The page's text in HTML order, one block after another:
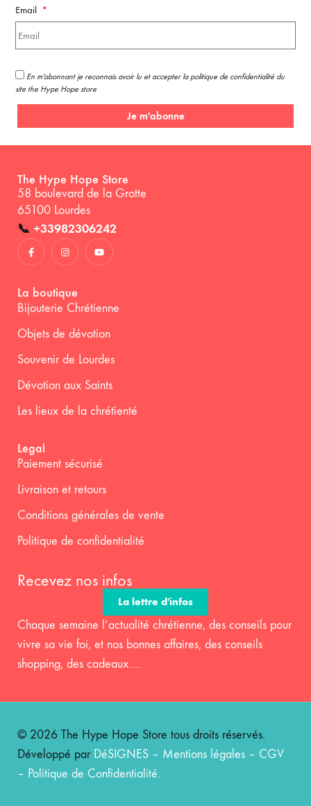
Email
En m'abonnant je reconnais avoir lu et accepter la politique de confidentialité du
site the Hype Hope store
Je m'abonne
The Hype Hope Store
58 boulevard de la Grotte
65100 Lourdes
📞 +33982306242
La boutique
Bijouterie Chrétienne
Objets de dévotion
Souvenir de Lourdes
Dévotion aux Saints
Les lieux de la chrétienté
Legal
Paiement sécurisé
Livraison et retours
Conditions générales de vente
Politique de confidentialité
Recevez nos infos
La lettre d'infos
Chaque semaine l’actualité chrétienne, des conseils pour
vivre sa vie foi, et nos bonnes affaires, des conseils
shopping, des cadeaux….
© 2026 The Hype Hope Store tous droits réservés.
Développé par DéSIGNES – Mentions légales – CGV
– Politique de Confidentialité.